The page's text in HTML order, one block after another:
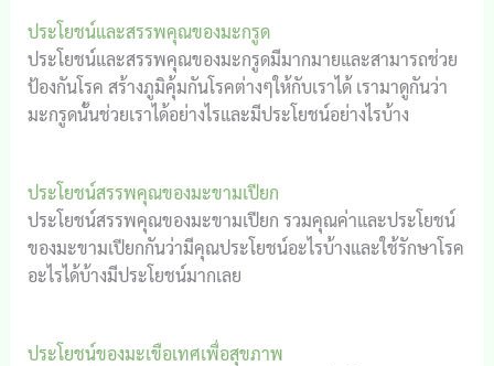
ประโยชน์และสรรพคุณของมะกรูด
ประโยชน์และสรรพคุณของมะกรูดมีมากมายและสามารถช่วย
ป้องกันโรค สร้างภูมิคุ้มกันโรคต่างๆให้กับเราได้ เรามาดูกันว่า
มะกรูดนั้นช่วยเราได้อย่างไรและมีประโยชน์อย่างไรบ้าง
ประโยชน์สรรพคุณของมะขามเปียก
ประโยชน์สรรพคุณของมะขามเปียก รวมคุณค่าและประโยชน์
ของมะขามเปียกกันว่ามีคุณประโยชน์อะไรบ้างและใช้รักษาโรค
อะไรได้บ้างมีประโยชน์มากเลย
ประโยชน์ของมะเขือเทศเพื่อสุขภาพ